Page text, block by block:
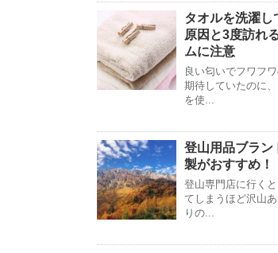
タオルを洗濯し
原因と3度訪れ
ムに注意
良い匂いでフワフ
期待していたのに
を使...
登山用品ブラン
製がおすすめ！
登山専門店に行く
てしまうほど沢山
りの...